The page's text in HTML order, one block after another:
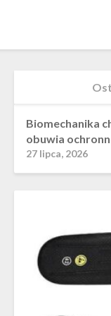
Biomechanika
obuwia
27 lipca, 2026